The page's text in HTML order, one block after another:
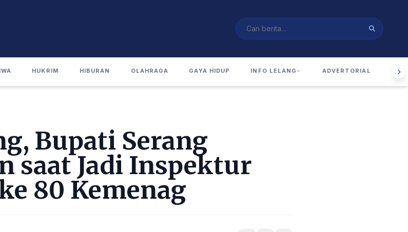
HUKRIM HIBURAN OLAHRAGA GAYA HIDUP INFO LELANG ADVERTORIAL
Bupati Serang
saat Jadi Inspektur
80 Kemenag